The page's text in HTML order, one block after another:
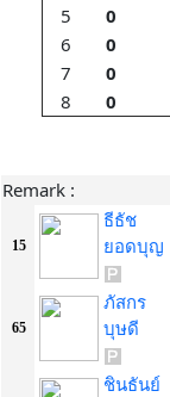
5
0
6
0
7
0
8
0
Remark :
15
ธีธัช
ยอดบุญ
65
ภัสกร
บุษดี
ชินธันย์